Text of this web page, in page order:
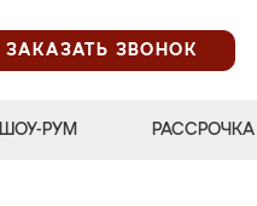
ЗАКАЗАТЬ ЗВОНОК
ШОУ-РУМ РАССРОЧКА